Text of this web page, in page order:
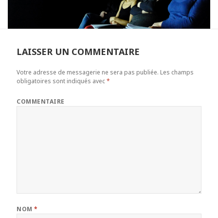
LAISSER UN COMMENTAIRE
Votre adresse de messagerie ne sera pas publiée. Les champs
obligatoires sont indiqués avec*
COMMENTAIRE
NOM*